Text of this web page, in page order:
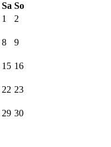
Sa So
1
2
8 9
15 16
22 23
29 30